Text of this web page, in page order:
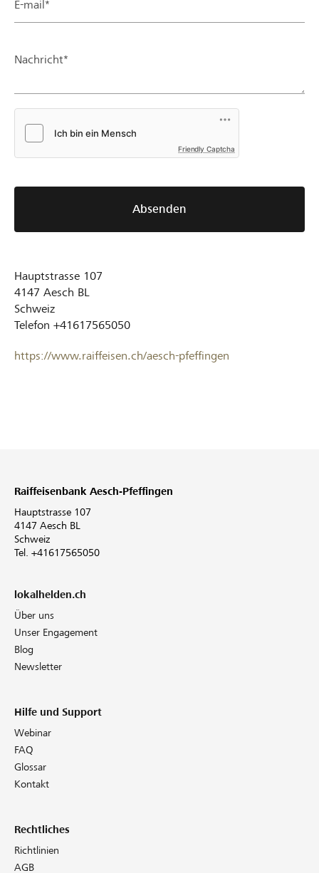
E-mail*
Nachricht*
Friendly Captcha
Absenden
Hauptstrasse 107
4147 Aesch BL
Schweiz
Telefon +41617565050
https://www.raiffeisen.ch/aesch-pfeffingen
Raiffeisenbank Aesch-Pfeffingen
Hauptstrasse 107
4147 Aesch BL
Schweiz
Tel. +41617565050
lokalhelden.ch
Über uns
Unser Engagement
Blog
Newsletter
Hilfe und Support
Webinar
FAQ
Glossar
Kontakt
Rechtliches
Richtlinien
AGB